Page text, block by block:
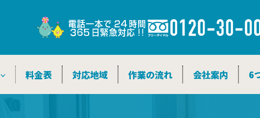
料金表 対応地域 作業の流れ 会社案内 6